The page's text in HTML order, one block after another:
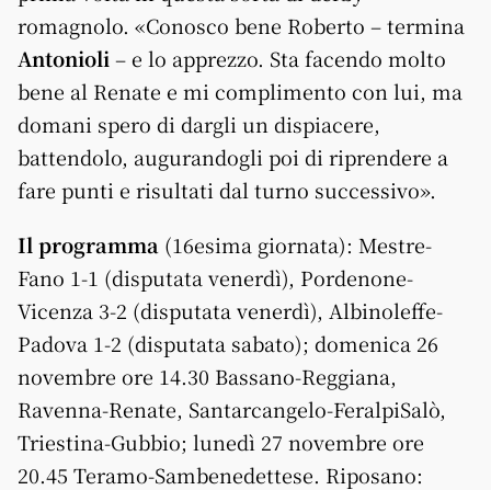
romagnolo. «Conosco bene Roberto – termina
Antonioli – e lo apprezzo. Sta facendo molto
bene al Renate e mi complimento con lui, ma
domani spero di dargli un dispiacere,
battendolo, augurandogli poi di riprendere a
fare punti e risultati dal turno successivo».
Il programma (16esima giornata): Mestre-
Fano 1-1 (disputata venerdì), Pordenone-
Vicenza 3-2 (disputata venerdì), Albinoleffe-
Padova 1-2 (disputata sabato); domenica 26
novembre ore 14.30 Bassano-Reggiana,
Ravenna-Renate, Santarcangelo-FeralpiSalò,
Triestina-Gubbio; lunedì 27 novembre ore
20.45 Teramo-Sambenedettese. Riposano: